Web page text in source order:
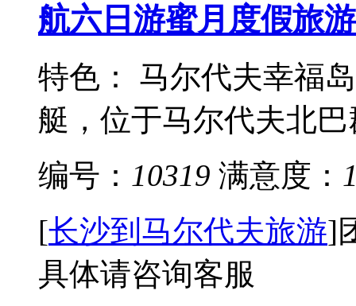
航六日游蜜月度假旅游
特色： 马尔代夫幸福
艇，位于马尔代夫北
编号： 10319 满意度：
[长沙到马尔代夫旅游]
具体请咨询客服